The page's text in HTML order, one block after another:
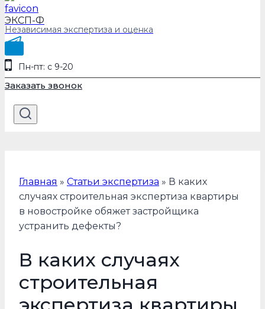
ЭКСП-Ф
Независимая экспертиза и оценка
Пн-пт: с 9-20
Заказать звонок
Главная » Статьи экспертиза » В каких
случаях строительная экспертиза квартиры
в новостройке обяжет застройщика
устранить дефекты?
В каких случаях
строительная